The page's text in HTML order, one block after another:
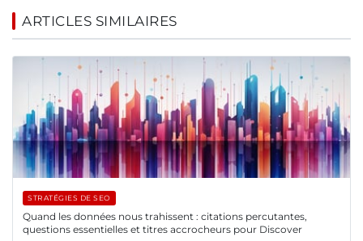
ARTICLES SIMILAIRES
STRATÉGIES DE SEO
Quand les données nous trahissent : citations percutantes,
questions essentielles et titres accrocheurs pour Discover